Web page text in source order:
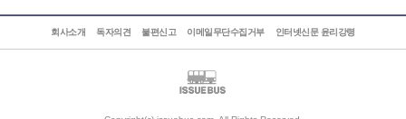
회사소개 독자의견 불편신고 이메일무단수집거부 인터넷신문 윤리강령